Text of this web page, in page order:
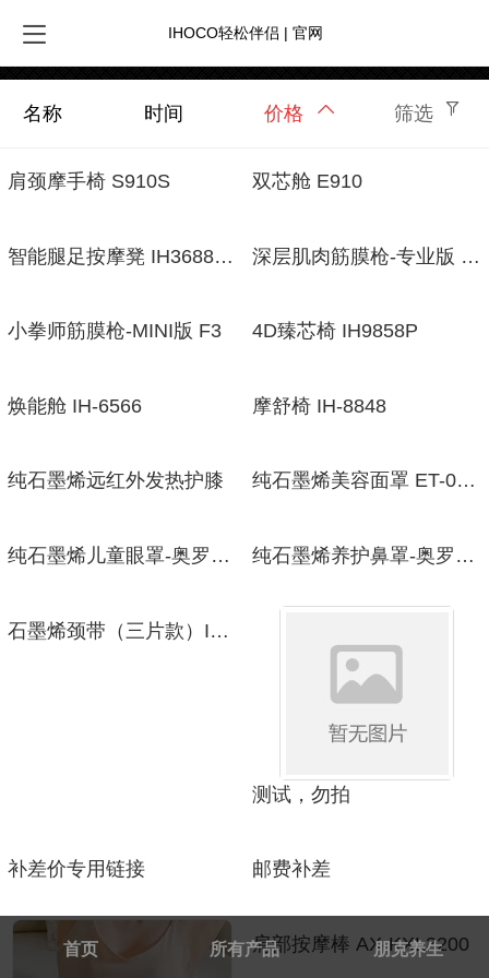
IHOCO轻松伴侣 | 官网
名称 时间 价格 筛选
肩颈摩手椅 S910S 双芯舱 E910
智能腿足按摩凳 IH3688/IH-3688p 深层肌肉筋膜枪-专业版 IH0466
小拳师筋膜枪-MINI版 F3 4D臻芯椅 IH9858P
焕能舱 IH-6566 摩舒椅 IH-8848
纯石墨烯远红外发热护膝 纯石墨烯美容面罩 ET-0166
纯石墨烯儿童眼罩-奥罗拉 ET-7562 纯石墨烯养护鼻罩-奥罗拉 ET-0835
石墨烯颈带（三片款）IH-0667
测试，勿拍
补差价专用链接 邮费补差
肩部按摩棒 AX-KXL3200
首页 所有产品 朋克养生